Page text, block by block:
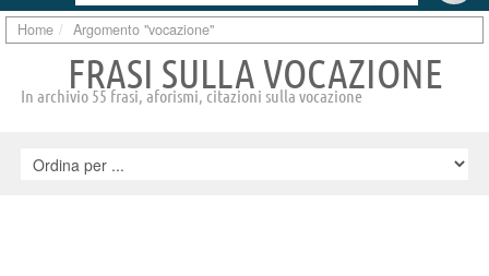
Home Argomento "vocazione"
FRASI SULLA VOCAZIONE
In archivio 55 frasi, aforismi, citazioni sulla vocazione